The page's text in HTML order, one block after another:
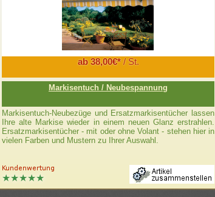
ab 38,00€*/ St.
Markisentuch / Neubespannung
Markisentuch-Neubezüge und Ersatzmarkisentücher lassen
Ihre alte Markise wieder in einem neuen Glanz erstrahlen.
Ersatzmarkisentücher - mit oder ohne Volant - stehen hier in
vielen Farben und Mustern zu Ihrer Auswahl.